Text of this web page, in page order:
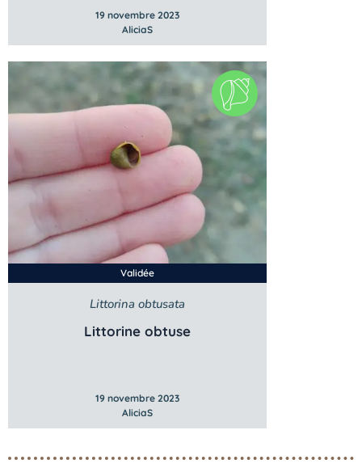
19 novembre 2023
AliciaS
Validée
Littorina obtusata
Littorine obtuse
19 novembre 2023
AliciaS